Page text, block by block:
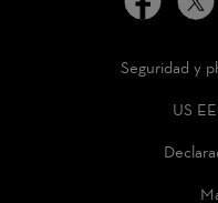
Seguridad y
US